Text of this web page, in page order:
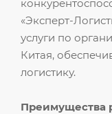
«Эксперт-
услуги по
Китая,
логистику.
Преимущества